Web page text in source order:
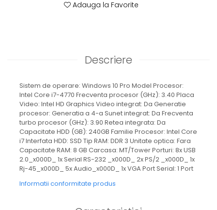
Adauga la Favorite
Descriere
Sistem de operare: Windows 10 Pro Model Procesor:
Intel Core i7-4770 Frecventa procesor (GHz): 3.40 Placa
Video: Intel HD Graphics Video integrat: Da Generatie
procesor: Generatia a 4-a Sunet integrat: Da Frecventa
turbo procesor (GHz): 3.90 Retea integrata: Da
Capacitate HDD (GB): 240GB Familie Procesor: Intel Core
i7 Interfata HDD: SSD Tip RAM: DDR 3 Unitate optica: Fara
Capacitate RAM: 8 GB Carcasa: MT/Tower Porturi: 8x USB
2.0_x000D_ 1x Serial RS-232 _x000D_ 2x PS/2 _x000D_ 1x
Rj-45_x000D_ 5x Audio_x000D_ 1x VGA Port Serial: 1 Port
Informatii conformitate produs